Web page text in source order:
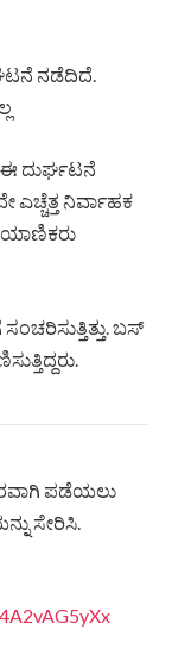
ಘಟನೆ ನಡೆದಿದೆ.
ದುರ್ಘಟನೆ
ಎಚ್ಚೆತ್ತ ನಿರ್ವಾಹಕ
ಬಸ್
ಪಡೆಯಲು
ಸೇರಿಸಿ.